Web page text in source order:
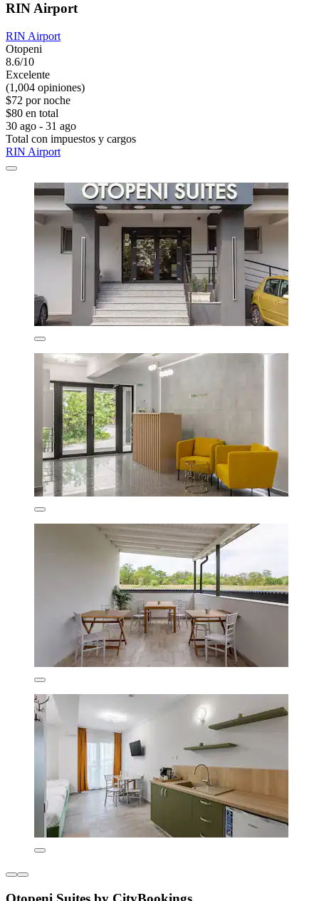
RIN Airport
RIN Airport
Otopeni
8.6/10
Excelente
(1,004 opiniones)
$72 por noche
$80 en total
30 ago - 31 ago
Total con impuestos y cargos
RIN Airport